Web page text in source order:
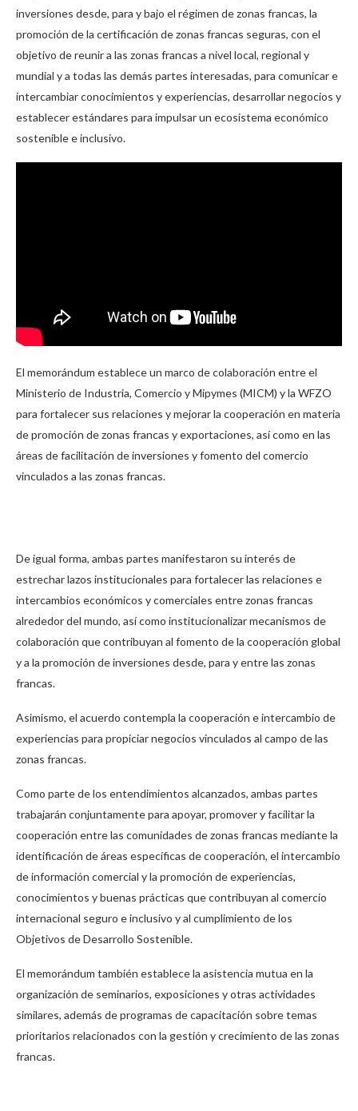
inversiones desde, para y bajo el régimen de zonas francas, la
promoción de la certificación de zonas francas seguras, con el
objetivo de reunir a las zonas francas a nivel local, regional y
mundial y a todas las demás partes interesadas, para comunicar e
intercambiar conocimientos y experiencias, desarrollar negocios y
establecer estándares para impulsar un ecosistema económico
sostenible e inclusivo.
El memorándum establece un marco de colaboración entre el
Ministerio de Industria, Comercio y Mipymes (MICM) y la WFZO
para fortalecer sus relaciones y mejorar la cooperación en materia
de promoción de zonas francas y exportaciones, así como en las
áreas de facilitación de inversiones y fomento del comercio
vinculados a las zonas francas.
De igual forma, ambas partes manifestaron su interés de
estrechar lazos institucionales para fortalecer las relaciones e
intercambios económicos y comerciales entre zonas francas
alrededor del mundo, así como institucionalizar mecanismos de
colaboración que contribuyan al fomento de la cooperación global
y a la promoción de inversiones desde, para y entre las zonas
francas.
Asimismo, el acuerdo contempla la cooperación e intercambio de
experiencias para propiciar negocios vinculados al campo de las
zonas francas.
Como parte de los entendimientos alcanzados, ambas partes
trabajarán conjuntamente para apoyar, promover y facilitar la
cooperación entre las comunidades de zonas francas mediante la
identificación de áreas específicas de cooperación, el intercambio
de información comercial y la promoción de experiencias,
conocimientos y buenas prácticas que contribuyan al comercio
internacional seguro e inclusivo y al cumplimiento de los
Objetivos de Desarrollo Sostenible.
El memorándum también establece la asistencia mutua en la
organización de seminarios, exposiciones y otras actividades
similares, además de programas de capacitación sobre temas
prioritarios relacionados con la gestión y crecimiento de las zonas
francas.